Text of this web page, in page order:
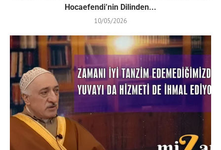
Hocaefendi’nin Dilinden...
10/05/2026